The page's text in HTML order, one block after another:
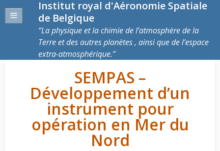
Institut royal d'Aéronomie Spatiale
de Belgique
La physique et la chimie de l’atmosphère de la
Terre et des autres planètes , ainsi que de l’espace
extra-atmosphérique.
SEMPAS –
Développement d’un
instrument pour
opération en Mer du
Nord